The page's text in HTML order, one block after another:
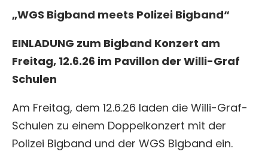
„WGS Bigband meets Polizei Bigband“
EINLADUNG zum Bigband Konzert am
Freitag, 12.6.26 im Pavillon der Willi-Graf
Schulen
Am Freitag, dem 12.6.26 laden die Willi-Graf-
Schulen zu einem Doppelkonzert mit der
Polizei Bigband und der WGS Bigband ein.